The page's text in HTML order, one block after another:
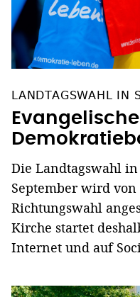
LANDTAGSWAHL IN
Die Landtagswahl
September wird
Richtungswahl
Kirche startet
Internet und auf